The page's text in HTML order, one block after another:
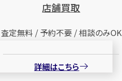
店舗買取
査定無料 / 予約不要 / 相談のみOK
詳細はこちら